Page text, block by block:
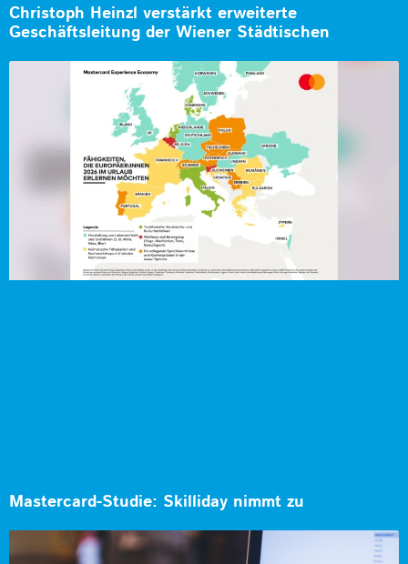
Christoph Heinzl verstärkt erweiterte
Geschäftsleitung der Wiener Städtischen
Mastercard-Studie: Skilliday nimmt zu